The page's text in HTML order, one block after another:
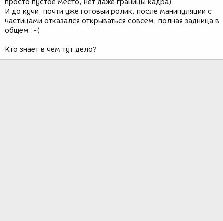
просто пустое место, нет даже границы кадра).
И до кучи, почти уже готовый ролик, после манипуляции с
частицами отказался открываться совсем, полная задница в
общем :-(
Кто знает в чем тут дело?